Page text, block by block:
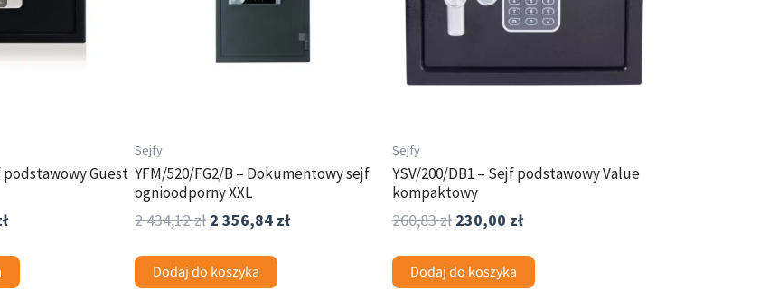
podstawowy Guest
Sejfy
YFM/520/FG2/B – Dokumentowy sejf
ognioodporny XXL
2 434,12zł 2 356,84 zł
Dodaj do koszyka
Sejfy
YSV/200/DB1 – Sejf podstawowy Value
kompaktowy
260,83zł 230,00 zł
Dodaj do koszyka